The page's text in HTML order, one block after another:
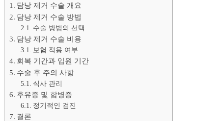
담낭 제거 수술 개요
담낭 제거 수술 방법
수술 방법의 선택
담낭 제거 수술 비용
보험 적용 여부
회복 기간과 입원 기간
수술 후 주의 사항
식사 관리
후유증 및 합병증
정기적인 검진
결론